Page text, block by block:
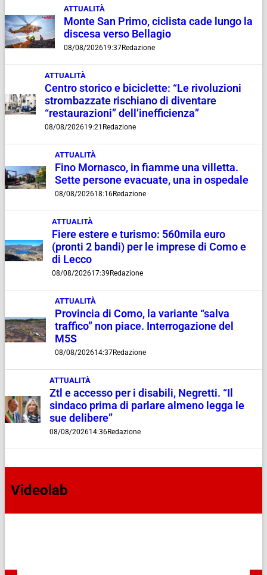
ATTUALITÀ
Monte San Primo, ciclista cade lungo la
discesa verso Bellagio
08/08/202619:37Redazione
ATTUALITÀ
Centro storico e biciclette: “Le rivoluzioni
strombazzate rischiano di diventare
“restaurazioni” dell’inefficienza”
08/08/202619:21 Redazione
ATTUALITÀ
Fino Mornasco, in fiamme una villetta.
Sette persone evacuate, una in ospedale
08/08/202618:16Redazione
ATTUALITÀ
Fiere estere e turismo: 560mila euro
(pronti 2 bandi) per le imprese di Como e
di Lecco
08/08/202617:39 Redazione
ATTUALITÀ
Provincia di Como, la variante “salva
traffico” non piace. Interrogazione del
M5S
08/08/202614:37Redazione
ATTUALITÀ
Ztl e accesso per i disabili, Negretti. “Il
sindaco prima di parlare almeno legga le
sue delibere”
08/08/202614:36Redazione
Videolab